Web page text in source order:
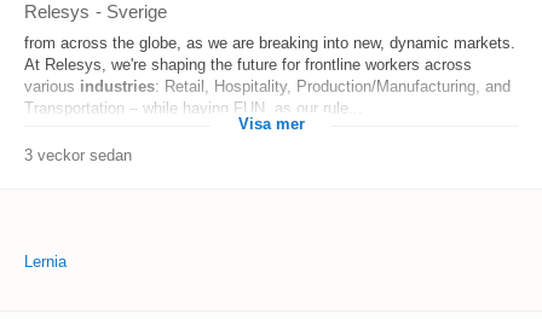
Relesys - Sverige
from across the globe, as we are breaking into new, dynamic markets.
At Relesys, we're shaping the future for frontline workers across
various industries: Retail, Hospitality, Production/Manufacturing, and
Transportation – while having FUN, as our rule...
Visa mer
3 veckor sedan
Lernia